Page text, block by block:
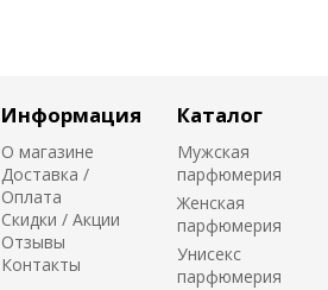
Информация
О магазине
Доставка /
Оплата
Скидки / Акции
Отзывы
Контакты
Каталог
Мужская
парфюмерия
Женская
парфюмерия
Унисекс
парфюмерия